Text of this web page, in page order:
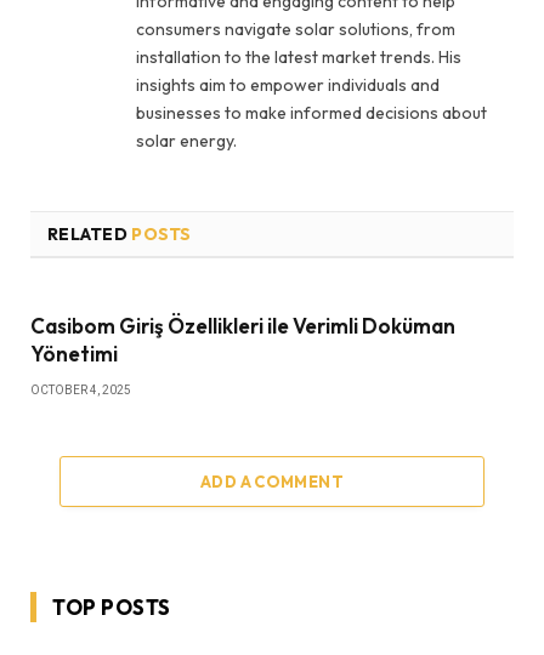
consumers navigate solar solutions, from
installation to the latest market trends. His
insights aim to empower individuals and
businesses to make informed decisions about
solar energy.
RELATED POSTS
Casibom Giriş Özellikleri ile Verimli Doküman
Yönetimi
OCTOBER 4, 2025
ADD A COMMENT
TOP POSTS